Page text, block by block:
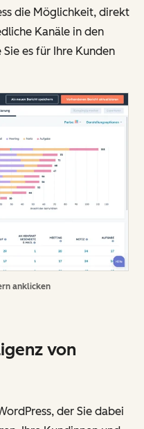
die Möglichkeit, direkt
Kanäle in den
es für Ihre Kunden
anklicken
von
der Sie dabei